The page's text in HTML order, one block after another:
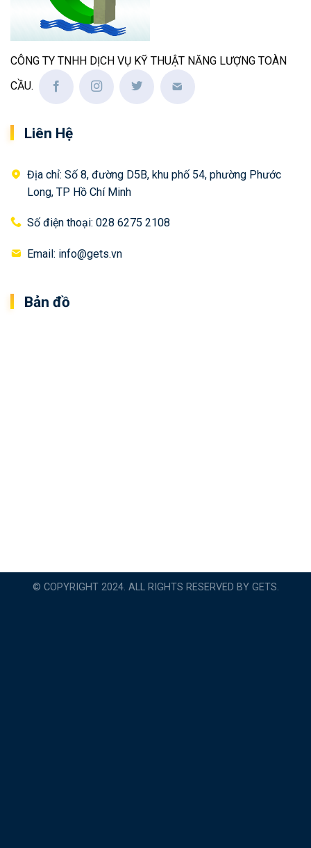
CÔNG TY TNHH DỊCH VỤ KỸ THUẬT NĂNG LƯỢNG TOÀN
CẦU.
Liên Hệ
Địa chỉ: Số 8, đường D5B, khu phố 54, phường Phước
Long, TP Hồ Chí Minh
Số điện thoại: 028 6275 2108
Email: info@gets.vn
Bản đồ
© COPYRIGHT 2024. ALL RIGHTS RESERVED BY GETS.